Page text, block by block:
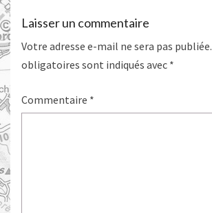
Laisser un commentaire
Votre adresse e-mail ne sera pas publiée.
obligatoires sont indiqués avec *
Commentaire *